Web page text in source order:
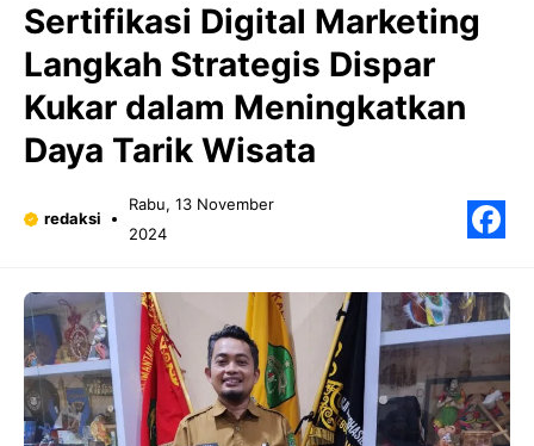
Sertifikasi Digital Marketing
Langkah Strategis Dispar
Kukar dalam Meningkatkan
Daya Tarik Wisata
redaksi
Rabu, 13 November
2024